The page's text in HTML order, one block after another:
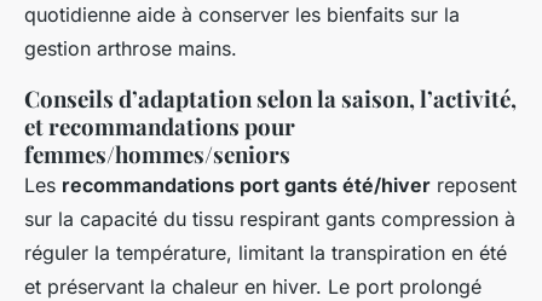
quotidienne aide à conserver les bienfaits sur la
gestion arthrose mains.
Conseils d’adaptation selon la saison, l’activité,
et recommandations pour
femmes/hommes/seniors
Les recommandations port gants été/hiver reposent
sur la capacité du tissu respirant gants compression à
réguler la température, limitant la transpiration en été
et préservant la chaleur en hiver. Le port prolongé